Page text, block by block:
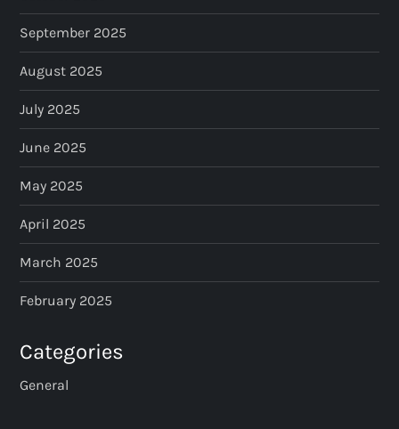
September 2025
August 2025
July 2025
June 2025
May 2025
April 2025
March 2025
February 2025
Categories
General